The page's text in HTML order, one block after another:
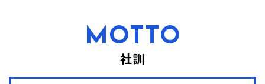
MOTTO
社訓